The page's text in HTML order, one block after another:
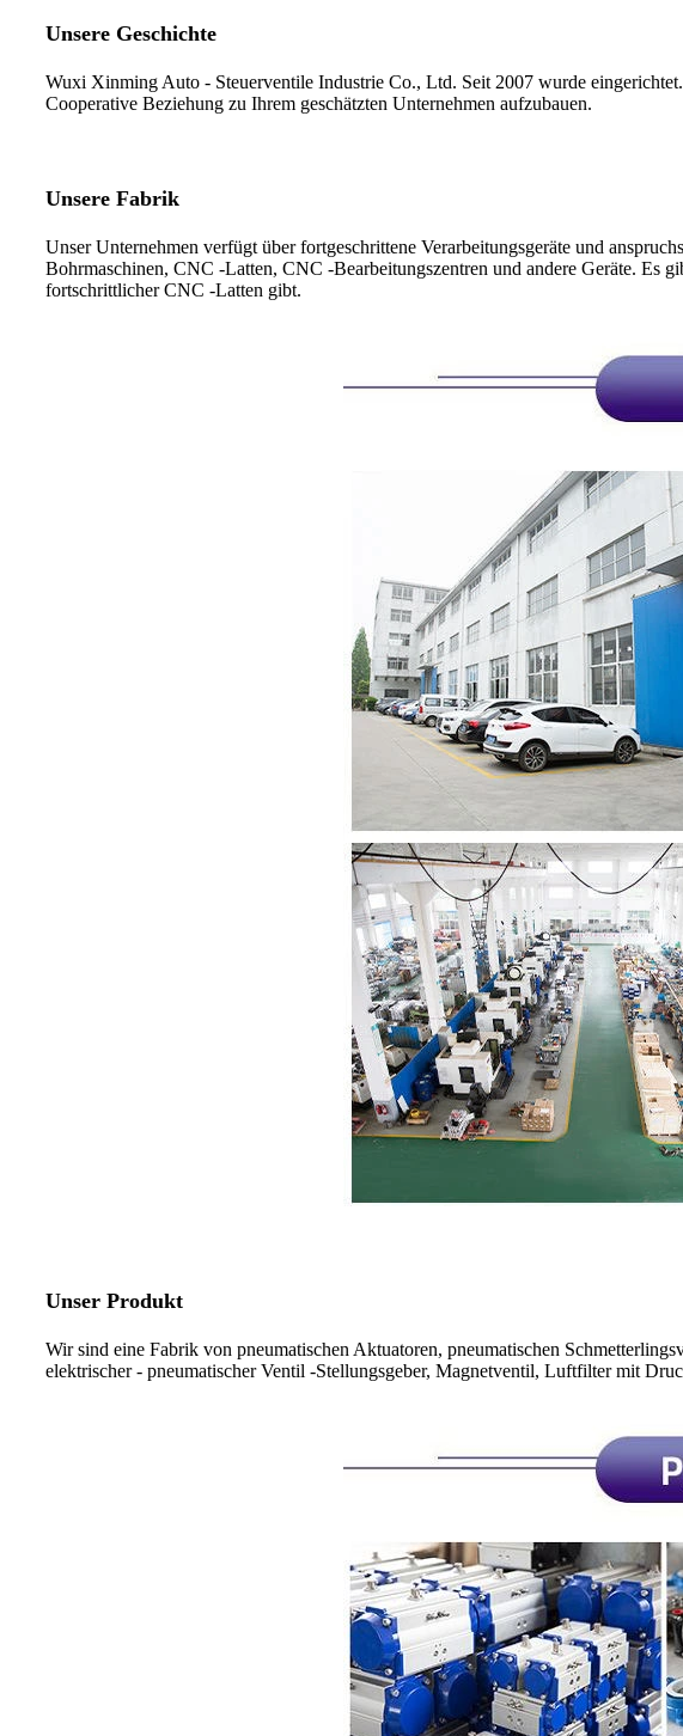
Unsere Geschichte
Wuxi Xinming Auto - Steuerventile Industrie Co., Ltd. Seit 2007 wurde
Cooperative Beziehung zu Ihrem geschätzten Unternehmen aufzubauen.
Unsere Fabrik
Unser Unternehmen verfügt über fortgeschrittene Verarbeitungsgeräte und
Bohrmaschinen, CNC -Latten, CNC -Bearbeitungszentren und andere Geräte. Es
fortschrittlicher CNC -Latten gibt.
Unser Produkt
Wir sind eine Fabrik von pneumatischen Aktuatoren, pneumatischen
elektrischer - pneumatischer Ventil -Stellungsgeber, Magnetventil, Luftfilter mit